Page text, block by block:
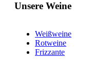
Unsere Weine
Weißweine
Rotweine
Frizzante